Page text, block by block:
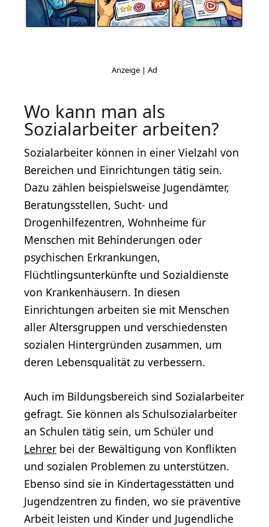
Wo kann man als
Sozialarbeiter arbeiten?
Sozialarbeiter können in einer Vielzahl von
Bereichen und Einrichtungen tätig sein.
Dazu zählen beispielsweise Jugendämter,
Beratungsstellen, Sucht- und
Drogenhilfezentren, Wohnheime für
Menschen mit Behinderungen oder
psychischen Erkrankungen,
Flüchtlingsunterkünfte und Sozialdienste
von Krankenhäusern. In diesen
Einrichtungen arbeiten sie mit Menschen
aller Altersgruppen und verschiedensten
sozialen Hintergründen zusammen, um
deren Lebensqualität zu verbessern.
Auch im Bildungsbereich sind Sozialarbeiter
gefragt. Sie können als Schulsozialarbeiter
an Schulen tätig sein, um Schüler und
Lehrer bei der Bewältigung von Konflikten
und sozialen Problemen zu unterstützen.
Ebenso sind sie in Kindertagesstätten und
Jugendzentren zu finden, wo sie präventive
Arbeit leisten und Kinder und Jugendliche